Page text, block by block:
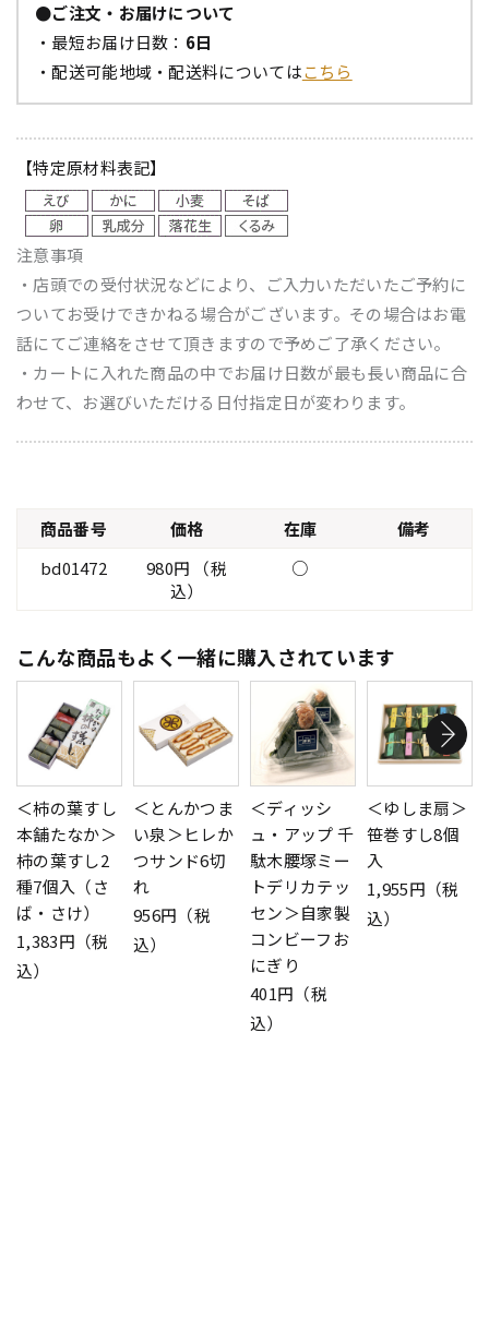
●ご注文・お届けについて
・最短お届け日数： 6日
・配送可能地域・配送料についてはこちら
【特定原材料表記】
注意事項
・店頭での受付状況などにより、ご入力いただいたご予約に
ついてお受けできかねる場合がございます。その場合はお電
話にてご連絡をさせて頂きますので予めご了承ください。
・カートに入れた商品の中でお届け日数が最も長い商品に合
わせて、お選びいただける日付指定日が変わります。
商品番号 価格 在庫
備考
bd01472
980円 （税
込）
○
こんな商品もよく一緒に購入されています
＜柿の葉すし
本舗たなか＞
柿の葉すし2
種7個入（さ
ば・さけ）
1,383円（税
込）
＜とんかつま
い泉＞ヒレか
つサンド6切
れ
956円（税
込）
＜ディッシ
ュ・アップ 千
駄木腰塚ミー
トデリカテッ
セン＞自家製
コンビーフお
にぎり
401円（税
込）
＜ゆしま扇＞
笹巻すし8個
入
1,955円（税
込）